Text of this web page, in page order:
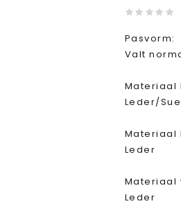
Pasvorm:
Valt
Materiaal
Leder/
Materiaal
Leder
Materiaal
Leder